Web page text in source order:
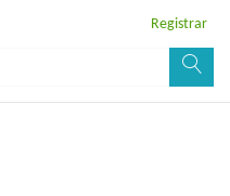
Registrar